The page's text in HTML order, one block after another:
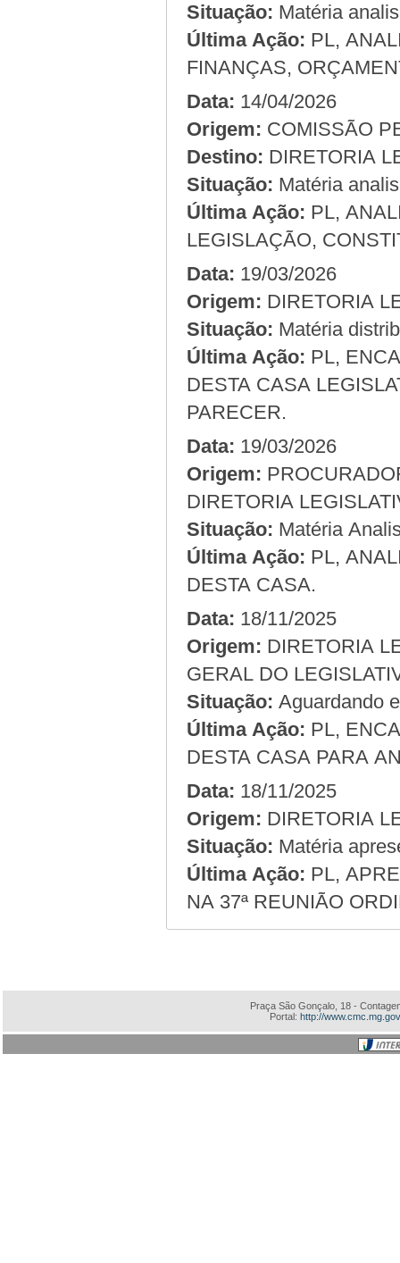
Situação: Matéria
Última Ação: PL,
FINANÇAS,
Data: 14/04/2026
Origem:
Destino: DIRETORIA
Situação: Matéria
Última Ação: PL,
LEGISLAÇÃO,
Data: 19/03/2026
Origem:
Situação: Matéria
Última Ação: PL,
DESTA CASA
PARECER.
Data: 19/03/2026
Origem:
DIRETORIA
Situação: Matéria
Última Ação: PL,
DESTA CASA.
Data: 18/11/2025
Origem:
GERAL DO
Situação: Aguardando
Última Ação: PL,
DESTA CASA PARA
Data: 18/11/2025
Origem:
Situação: Matéria
Última Ação: PL,
NA 37ª REUNIÃO
Praça São Gonçalo, 18 -
Portal: http://